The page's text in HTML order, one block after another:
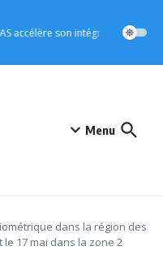
accélère son intégration dans
Menu
dans la région des
17 mai dans la zone 2